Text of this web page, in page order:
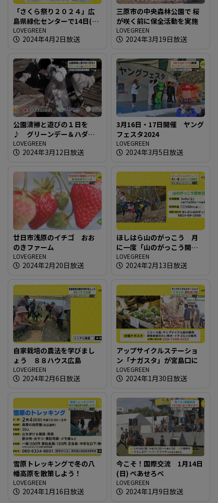
「さくら祭り２０２４」広
島県緑化センターで14日(日)
まで
LOVEGREEN
2024年4月2日放送
三原市の中央森林公園で 桜
が咲く前に保全活動を実施
LOVEGREEN
2024年3月19日放送
公園清掃と遊びの１日を
♪ グリーンデー＆ハダシ
ランド
LOVEGREEN
2024年3月12日放送
3月16日・17日開催 ヤング
フェスタ2024
LOVEGREEN
2024年3月5日放送
廿日市浅原のイチゴ おお
のきファーム
LOVEGREEN
2024年2月20日放送
ほしはら山のがっこう 月
に一度「山のがっこう開放
日」
LOVEGREEN
2024年2月13日放送
自家栽培の農法を学びまし
ょう ８８ハウス広島
LOVEGREEN
2024年2月6日放送
アップサイクルステーショ
ン「ナガスタ」が宮島口に
LOVEGREEN
2024年1月30日放送
雪原トレッキングで冬の八
幡高原を散策しよう！
LOVEGREEN
2024年1月16日放送
今こそ！国際交流 1月14日
(日) ぺあせろべ
LOVEGREEN
2024年1月9日放送